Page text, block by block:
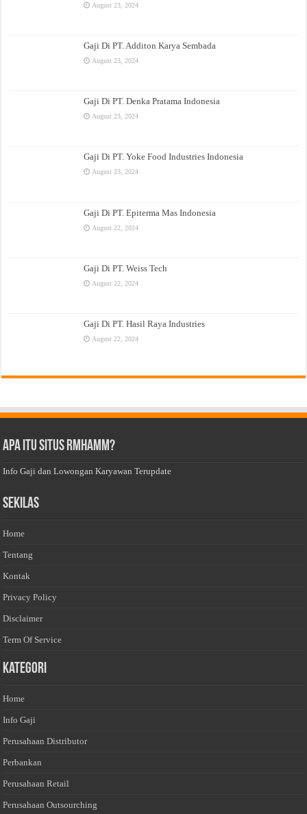
August 23, 2024
Gaji Di PT. Additon Karya Sembada
August 23, 2024
Gaji Di PT. Denka Pratama Indonesia
August 23, 2024
Gaji Di PT. Yoke Food Industries Indonesia
August 23, 2024
Gaji Di PT. Epiterma Mas Indonesia
August 22, 2024
Gaji Di PT. Weiss Tech
August 22, 2024
Gaji Di PT. Hasil Raya Industries
August 22, 2024
Apa Itu Situs Rmhamm?
Info Gaji dan Lowongan Karyawan Terupdate
Sekilas
Home
Tentang
Kontak
Privacy Policy
Disclaimer
Term Of Service
Kategori
Home
Info Gaji
Perusahaan Distributor
Perbankan
Perusahaan Retail
Perusahaan Outsourching